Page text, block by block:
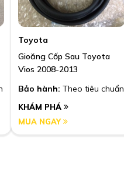
Toyota
Gioăng Cốp Sau Toyota
Vios 2008-2013
Bảo hành: Theo tiêu chuẩn
KHÁM PHÁ
MUA NGAY